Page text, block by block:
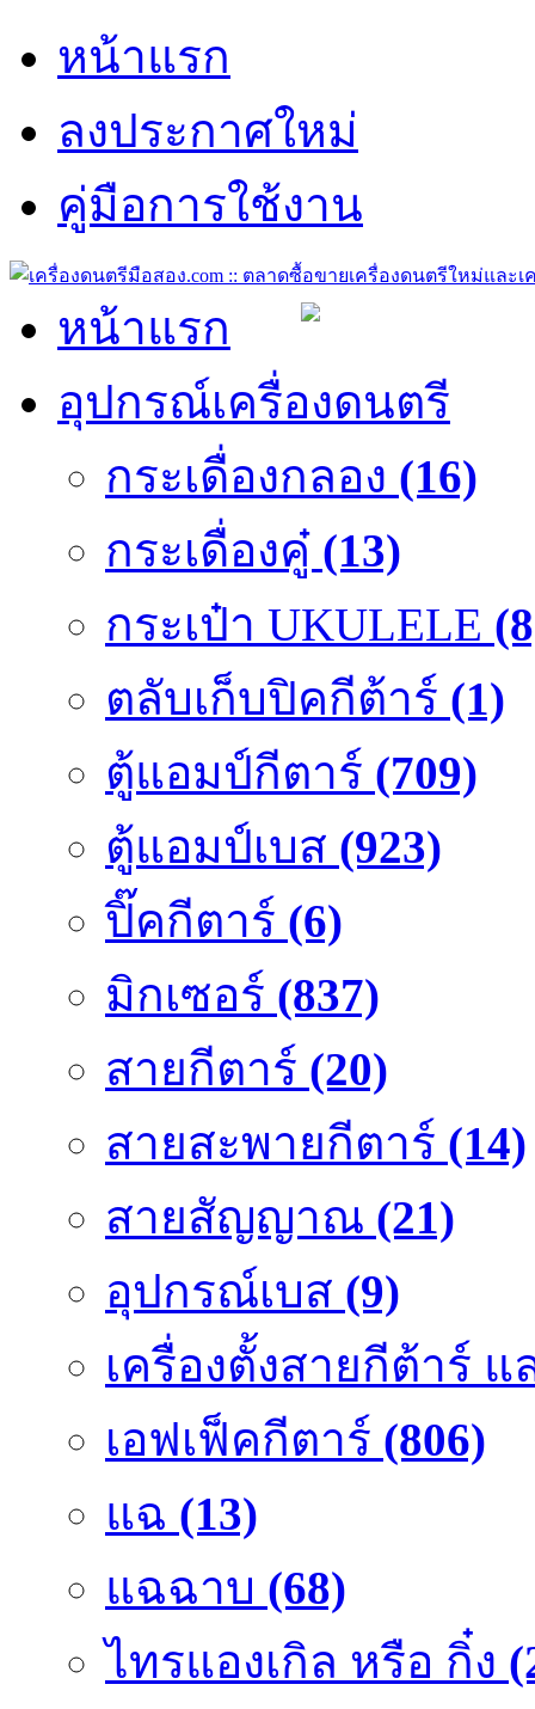
หน้าแรก
ลงประกาศใหม่
คู่มือการใช้งาน
หน้าแรก
อุปกรณ์เครื่องดนตรี
กระเดื่องกลอง (16)
กระเดื่องคู๋ (13)
กระเป๋า UKULELE
ตลับเก็บปิคกีต้าร์ (1)
ตู้แอมป์กีตาร์ (709)
ตู้แอมป์เบส (923)
ปิ๊คกีตาร์ (6)
มิกเซอร์ (837)
สายกีตาร์ (20)
สายสะพายกีตาร์ (14)
สายสัญญาณ (21)
อุปกรณ์เบส (9)
เครื่องตั้งสายกีต้าร์ แ
เอฟเฟ็คกีตาร์ (806)
แฉ (13)
แฉฉาบ (68)
ไทรแองเกิล หรือ กิ๋ง